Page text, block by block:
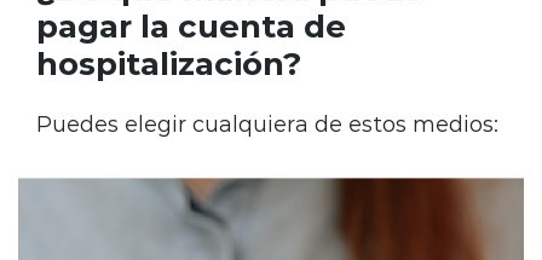
pagar la cuenta de
hospitalización?
Puedes elegir cualquiera de estos medios: